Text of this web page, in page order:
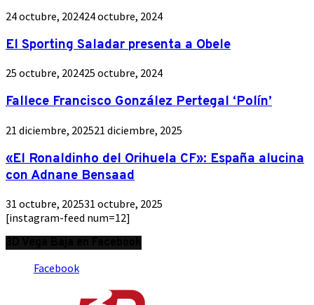
24 octubre, 202424 octubre, 2024
El Sporting Saladar presenta a Obele
25 octubre, 202425 octubre, 2024
Fallece Francisco González Pertegal ‘Polín’
21 diciembre, 202521 diciembre, 2025
«El Ronaldinho del Orihuela CF»: España alucina
con Adnane Bensaad
31 octubre, 202531 octubre, 2025
[instagram-feed num=12]
Facebook